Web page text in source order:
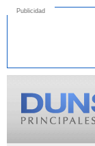
Publicidad